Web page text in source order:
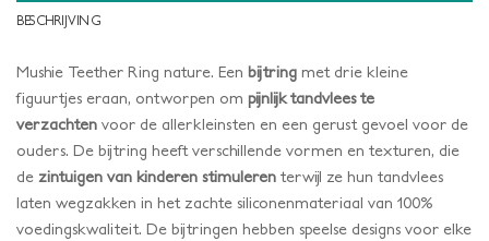
BESCHRIJVING
Mushie Teether Ring nature. Een bijtring met drie kleine
figuurtjes eraan, ontworpen om pijnlijk tandvlees te
verzachten voor de allerkleinsten en een gerust gevoel voor de
ouders. De bijtring heeft verschillende vormen en texturen, die
de zintuigen van kinderen stimuleren terwijl ze hun tandvlees
laten wegzakken in het zachte siliconenmateriaal van 100%
voedingskwaliteit. De bijtringen hebben speelse designs voor elke